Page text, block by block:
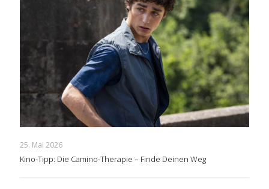
25. Mai 2026
Kino-Tipp: Die Camino-Therapie – Finde Deinen Weg